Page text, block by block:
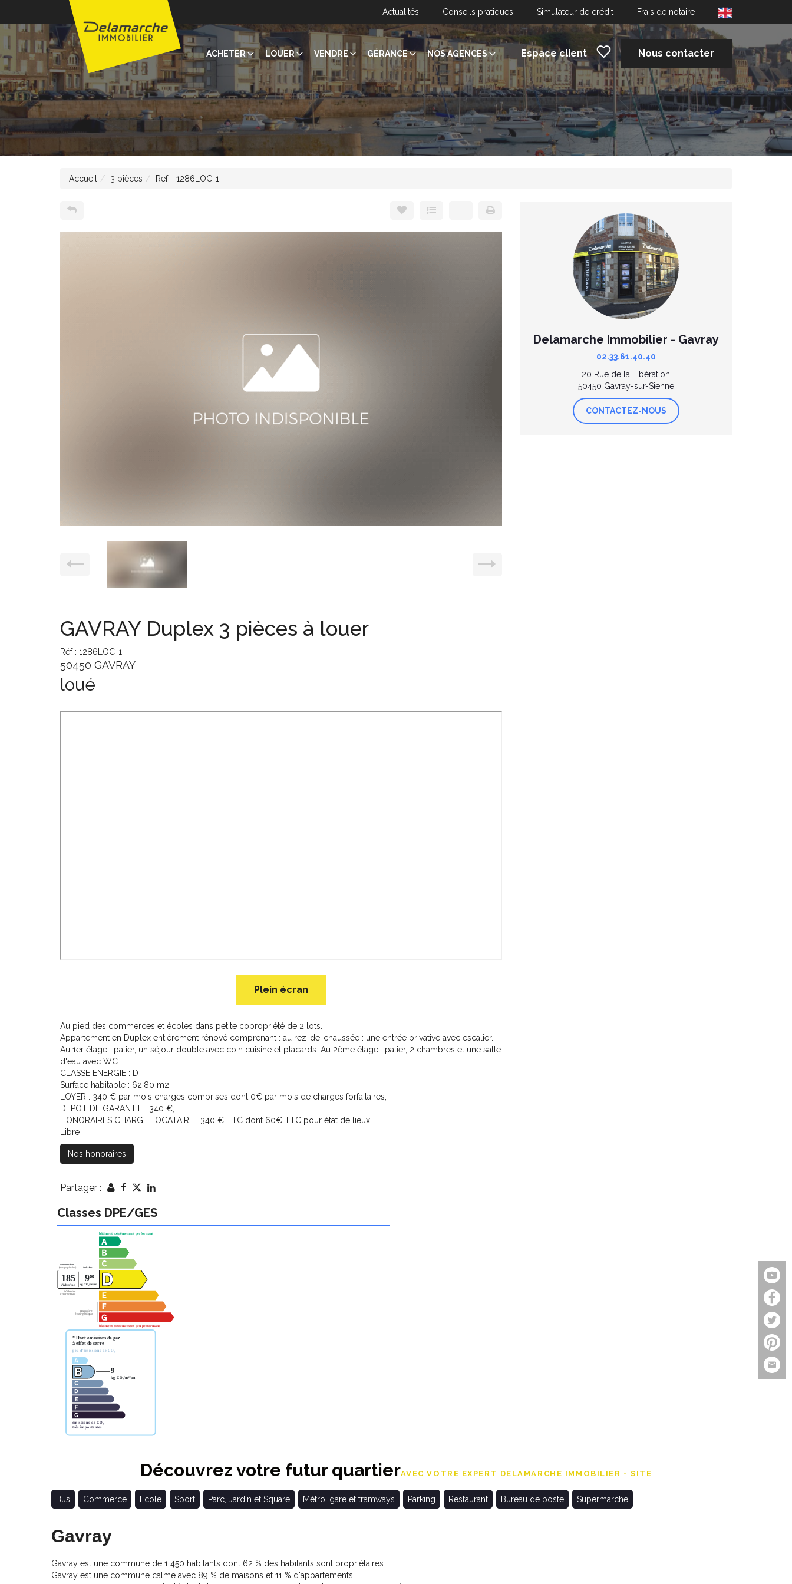
Actualités Conseils pratiques Simulateur de crédit Frais de notaire
ACHETER LOUER VENDRE GÉRANCE NOS AGENCES Espace client Nous contacter
Accueil 3 pièces Ref. : 1286LOC-1
GAVRAY Duplex 3 pièces à louer
Réf : 1286LOC-1
50450 GAVRAY
loué
Plein écran
Au pied des commerces et écoles dans petite copropriété de 2 lots.
Appartement en Duplex entièrement rénové comprenant : au rez-de-chaussée : une entrée privative avec escalier.
Au 1er étage : palier, un séjour double avec coin cuisine et placards. Au 2ème étage : palier, 2 chambres et une salle
d'eau avec WC.
CLASSE ENERGIE : D
Surface habitable : 62.80 m2
LOYER : 340 € par mois charges comprises dont 0€ par mois de charges forfaitaires;
DEPOT DE GARANTIE : 340 €;
HONORAIRES CHARGE LOCATAIRE : 340 € TTC dont 60€ TTC pour état de lieux;
Libre
Nos honoraires
Partager :
Delamarche Immobilier - Gavray
02.33.61.40.40
20 Rue de la Libération
50450 Gavray-sur-Sienne
CONTACTEZ-NOUS
Classes DPE/GES
Découvrez votre futur quartierAVEC VOTRE EXPERT DELAMARCHE IMMOBILIER - SITE
Bus Commerce Ecole Sport Parc, Jardin et Square Métro, gare et tramways Parking Restaurant Bureau de poste Supermarché
Gavray
Gavray est une commune de 1 450 habitants dont 62 % des habitants sont propriétaires.
Gavray est une commune calme avec 89 % de maisons et 11 % d'appartements.